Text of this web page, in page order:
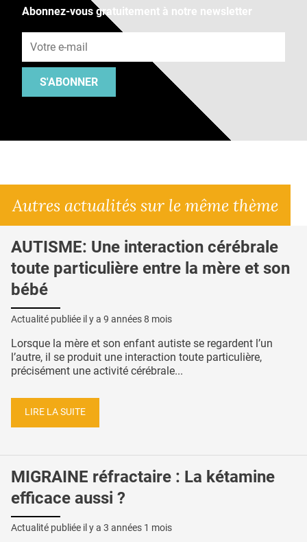
Abonnez-vous gratuitement à notre newsletter
S'ABONNER
Autres actualités sur le même thème
AUTISME: Une interaction cérébrale
toute particulière entre la mère et son
bébé
Actualité publiée il y a 9 années 8 mois
Lorsque la mère et son enfant autiste se regardent l’un
l’autre, il se produit une interaction toute particulière,
précisément une activité cérébrale...
LIRE LA SUITE
MIGRAINE réfractaire : La kétamine
efficace aussi ?
Actualité publiée il y a 3 années 1 mois